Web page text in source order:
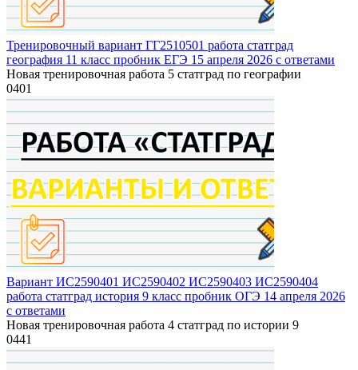
Тренировочный вариант ГГ2510501 работа статград
география 11 класс пробник ЕГЭ 15 апреля 2026 с ответами
Новая тренировочная работа 5 статград по географии
0401
Вариант ИС2590401 ИС2590402 ИС2590403 ИС2590404
работа статград история 9 класс пробник ОГЭ 14 апреля 2026
с ответами
Новая тренировочная работа 4 статград по истории 9
0441